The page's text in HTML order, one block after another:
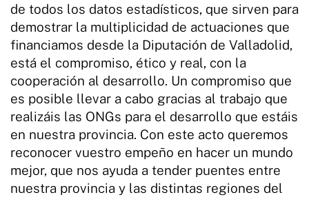
de todos los datos estadísticos, que sirven para
demostrar la multiplicidad de actuaciones que
financiamos desde la Diputación de Valladolid,
está el compromiso, ético y real, con la
cooperación al desarrollo. Un compromiso que
es posible llevar a cabo gracias al trabajo que
realizáis las ONGs para el desarrollo que estáis
en nuestra provincia. Con este acto queremos
reconocer vuestro empeño en hacer un mundo
mejor, que nos ayuda a tender puentes entre
nuestra provincia y las distintas regiones del